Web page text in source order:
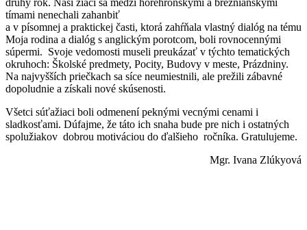
tímami nenechali zahanbiť
a v písomnej a praktickej časti, ktorá zahŕňala vlastný dialóg na tému
Moja rodina a dialóg s anglickým porotcom, boli rovnocennými
súpermi. Svoje vedomosti museli preukázať v týchto tematických
okruhoch: Školské predmety, Pocity, Budovy v meste, Prázdniny.
Na najvyšších priečkach sa síce neumiestnili, ale prežili zábavné
dopoludnie a získali nové skúsenosti.
Všetci súťažiaci boli odmenení peknými vecnými cenami i
sladkosťami. Dúfajme, že táto ich snaha bude pre nich i ostatných
spolužiakov dobrou motiváciou do ďalšieho ročníka. Gratulujeme.
Mgr. Ivana Zlúkyová